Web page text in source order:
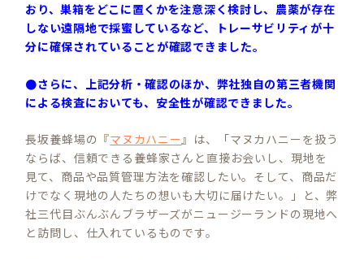
おり、巣箱をどこに置くかを注意深く検討し、農薬が存在
しない遠隔地で採蜜しているなど、トレーサビリティが十
分に確保されていることが確認できました。
●さらに、上記分析・確認のほか、弊社独自の第三者機関
による検査においても、安全性が確認できました。
長坂養蜂場の『マヌカハニー』は、「マヌカハニーを扱う
ならば、信頼できる養蜂家さんと直接お会いし、現地を
見て、商品や品質管理方法を確認したい。そして、商品だ
けでなく現地の人たちの想いも大切に届けたい。」と、弊
社三代目ぶんぶんブラザーズがニュージーランドの現地へ
と訪問し、仕入れているものです。